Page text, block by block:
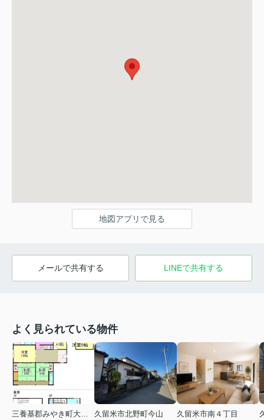
地図アプリで見る
メールで共有する LINEで共有する
よく見られている物件
三養基郡みやき町大字東津
久留米市北野町今山
久留米市南４丁目